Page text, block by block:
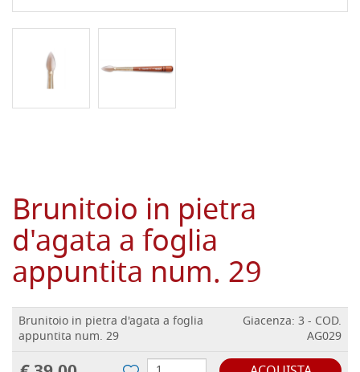
Brunitoio in pietra
d'agata a foglia
appuntita num. 29
Brunitoio in pietra d'agata a foglia
appuntita num. 29
Giacenza: 3 - COD.
AG029